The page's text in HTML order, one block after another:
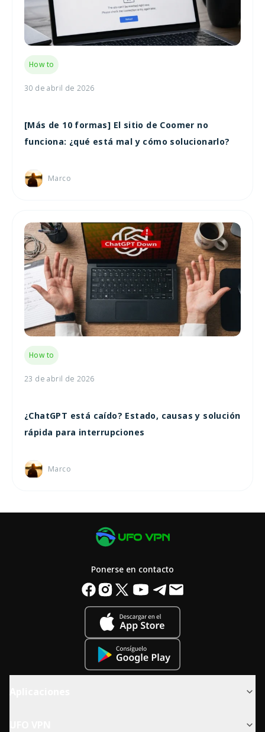
How to
30 de abril de 2026
[Más de 10 formas] El sitio de Coomer no
funciona: ¿qué está mal y cómo solucionarlo?
Marco
How to
23 de abril de 2026
¿ChatGPT está caído? Estado, causas y solución
rápida para interrupciones
Marco
Ponerse en contacto